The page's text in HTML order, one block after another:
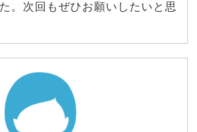
。次回もぜひお願いしたいと思